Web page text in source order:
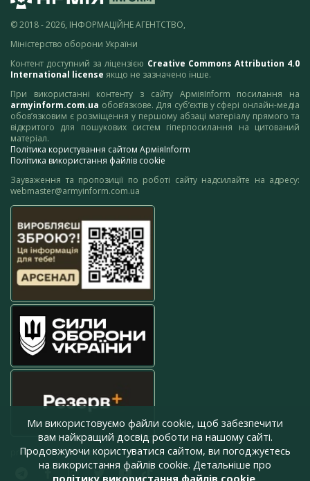
© 2018 - 2026, ІНФОРМАЦІЙНЕ АГЕНТСТВО,
Міністерство оборони України
Контент доступний за ліцензією Creative Commons Attribution 4.0
International license якщо не зазначено інше.
При використанні контенту з сайту АрміяInform посилання на
armyinform.com.ua обов’язкове. Для суб’єктів у сфері онлайн-медіа
обов’язковим є розміщення у першому абзаці матеріалу прямого та
відкритого для пошукових систем гіперпосилання на цитований
матеріал.
Політика користування сайтом АрміяInform
Політика використання файлів cookie
Зауваження та пропозиції по роботі сайту надсилайте на адресу:
webmaster@armyinform.com.ua
press@armyinform.com.ua
Ми використовуємо файли cookie, щоб забезпечити
вам найкращий досвід роботи на нашому сайті.
Продовжуючи користуватися сайтом, ви погоджуєтесь
на використання файлів cookie. Детальніше про